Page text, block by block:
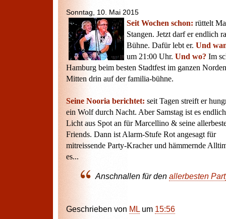
Sonntag, 10. Mai 2015
Seit Wochen schon: rüttelt
Stangen. Jetzt darf er endlich
Bühne. Dafür lebt er. Und
um 21:00 Uhr. Und wo? Im
Hamburg beim besten Stadtfest im ganzen
Mitten drin auf der familia-bühne.
Seine Nooria berichtet: seit Tagen streift er
ein Wolf durch Nacht. Aber Samstag ist es
Licht aus Spot an für Marcellino & seine
Friends. Dann ist Alarm-Stufe Rot angesagt für
mitreissende Party-Kracher und hämmernde
es...
Anschnallen für den allerbesten
Geschrieben von ML um 15:56